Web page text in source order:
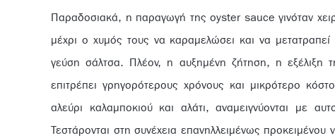
Παραδοσιακά, η παραγωγή της oyster sauce γινόταν
μέχρι ο χυμός τους να καραμελώσει και να
γεύση σάλτσα. Πλέον, η αυξημένη ζήτηση, η εξέλιξη
επιτρέπει γρηγορότερους χρόνους και μικρότερο
αλεύρι καλαμποκιού και αλάτι, αναμειγνύονται με
Τεστάρονται στη συνέχεια επανηλλειμένως